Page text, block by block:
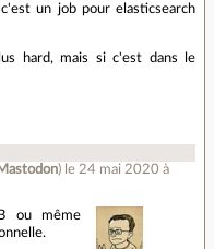
un job pour elasticsearch
hard, mais si c'est dans le
Mastodon) le 24 mai 2020 à
ou même